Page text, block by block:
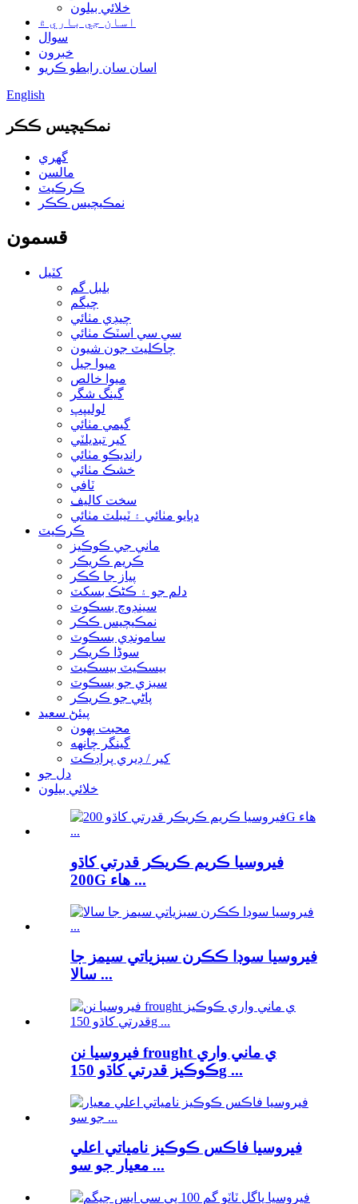
خلائي بيلون
اسان جي باري ۾
سوال
خبرون
اسان سان رابطو ڪريو
English
نمڪيچيس ڪڪر
گهري
مالسن
ڪرڪيٽ
نمڪيچيس ڪڪر
قسمون
کٽيل
بلبل گم
چيگم
چيڊي مٺائي
سي سي اسٽڪ مٺائي
چاڪليٽ جون شيون
ميوا جيل
ميوا خالص
گينگ شگر
لوليپپ
گيمي مٺائي
کير تبديلٽي
رانديڪو مٺائي
خشڪ مٺائي
ٽافي
سخت کاليف
دٻايو مٺائي ۽ ٽيبلٽ مٺائي
ڪرڪيٽ
ماني جي ڪوڪيز
ڪريم ڪريڪر
پیاز جا ڪڪر
دلم جو ۽ ڪڻڪ بسکٽ
سينڊوچ بسڪوٽ
نمڪيچيس ڪڪر
سامونڊي بسڪوٽ
سوڈا ڪريڪر
بيسڪيٽ بيسڪيٽ
سبزي جو بسڪوٽ
پاڻي جو ڪريڪر
پيئڻ سعيد
محبت پهون
گينگر چانهه
کير / ڊيري پراڊڪٽ
دل جو
خلائي بيلون
فيروسيا ڪريم ڪريڪر قدرتي کاڌو
200G هاء ...
فيروسيا سوڊا ڪڪرن سبزياتي سيمز جا
سالا ...
فيروسيا نن frought ي ماني واري
ڪوڪيز قدرتي کاڌو 150g ...
فيروسيا فاڪس ڪوڪيز نامياتي اعلي
معيار جو سو ...